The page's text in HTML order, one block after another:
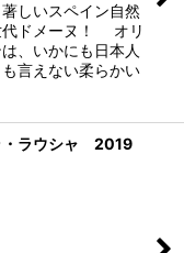
しいスペイン自然
代ドメーヌ！ オリ
、いかにも日本人
言えない柔らかい
・ラウシャ 2019